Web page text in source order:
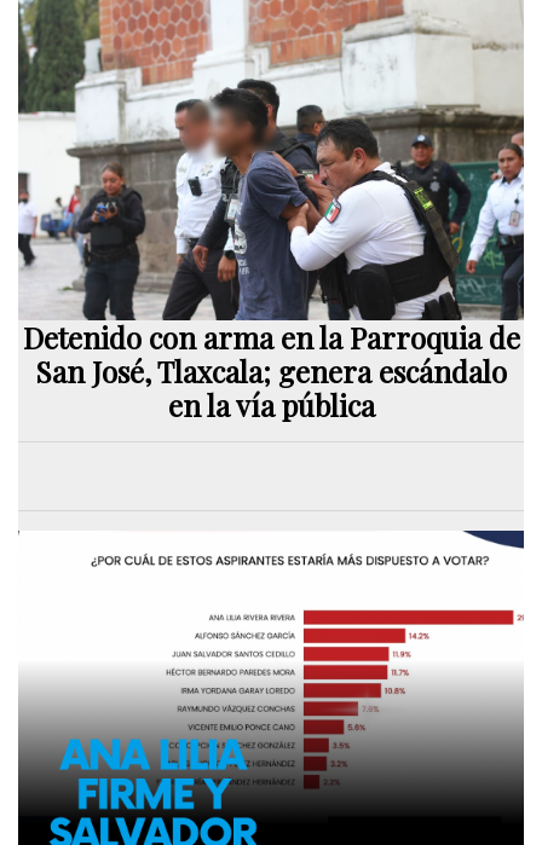
Detenido con arma en la Parroquia de
San José, Tlaxcala; genera escándalo
en la vía pública